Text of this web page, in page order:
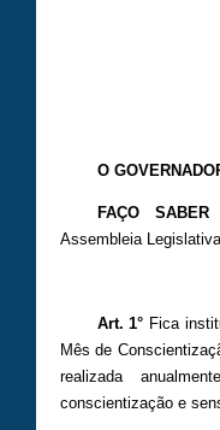
O
FAÇO SABER
Assembleia
Art. 1° Fica
Mês de
realizada
conscientização e